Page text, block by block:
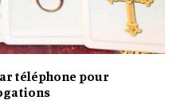
téléphone pour